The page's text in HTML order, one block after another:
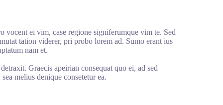
vocent ei vim, case regione signiferumque vim te. Sed
tation viderer, pri probo lorem ad. Sumo erant ius
nam et.
Graecis apeirian consequat quo ei, ad sed
melius denique consetetur ea.